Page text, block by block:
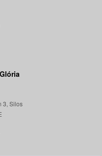
3, Silos